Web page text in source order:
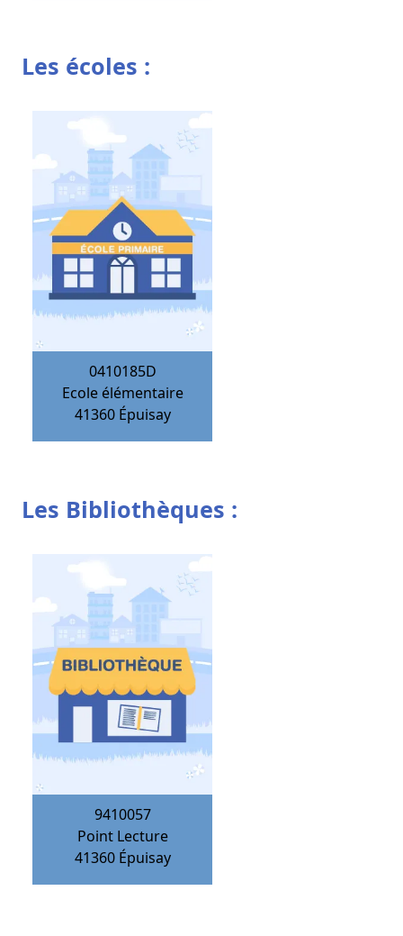
Les écoles :
0410185D
Ecole élémentaire
41360 Épuisay
Les Bibliothèques :
9410057
Point Lecture
41360 Épuisay